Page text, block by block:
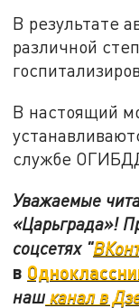
В результате
различной
В настоящий
службе
Уважаемые
«Царьграда»!
соцсетях "
в
наш канал в